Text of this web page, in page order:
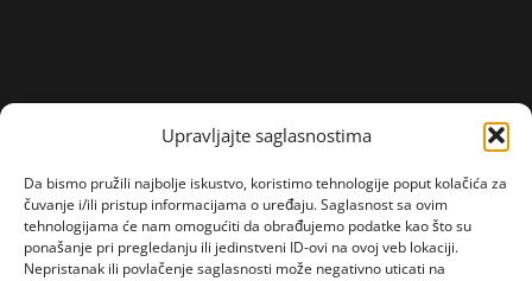
Upravljajte saglasnostima
Da bismo pružili najbolje iskustvo, koristimo tehnologije poput kolačića za
čuvanje i/ili pristup informacijama o uređaju. Saglasnost sa ovim
tehnologijama će nam omogućiti da obrađujemo podatke kao što su
ponašanje pri pregledanju ili jedinstveni ID-ovi na ovoj veb lokaciji.
Nepristanak ili povlačenje saglasnosti može negativno uticati na